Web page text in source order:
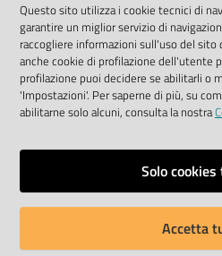
2003/98/CE e dal D. Lgs. n. 36/
SEGUICI SU
Facebook Biblioteche
Instagram
TwitterYouTube
Scarica le app
Questo sito utilizza i cookie tecnici di
garantire un miglior servizio di
raccogliere informazioni sull'uso del
anche cookie di profilazione dell'utente
profilazione puoi decidere se abilitarli o
'Impostazioni'. Per saperne di più, su
abilitarne solo alcuni, consulta la nostra
Solo
Accetta